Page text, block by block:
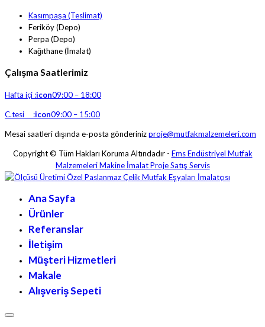
Kasımpaşa (Teslimat)
Feriköy (Depo)
Perpa (Depo)
Kağıthane (İmalat)
Çalışma Saatlerimiz
Hafta içi :icon09:00 – 18:00
C.tesi :icon09:00 – 15:00
Mesai saatleri dışında e-posta gönderinizproje@mutfakmalzemeleri.com
Copyright © Tüm Hakları Koruma Altındadır - Ems Endüstriyel Mutfak
Malzemeleri Makine İmalat Proje Satış Servis
Ana Sayfa
Ürünler
Referanslar
İletişim
Müşteri Hizmetleri
Makale
Alışveriş Sepeti